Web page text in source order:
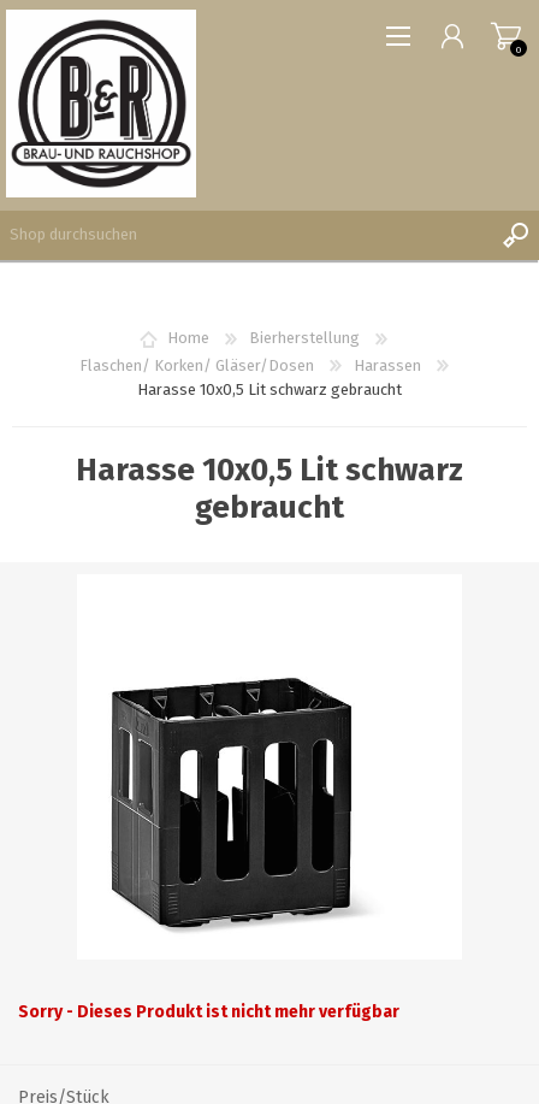
REGISTRIERUNG
ANMELDEN
WUNSCHLISTE
0
Home
Bierherstellung
Flaschen/ Korken/ Gläser/Dosen
Harassen
Harasse 10x0,5 Lit schwarz gebraucht
Harasse 10x0,5 Lit schwarz
gebraucht
Sorry - Dieses Produkt ist nicht mehr verfügbar
Preis/Stück